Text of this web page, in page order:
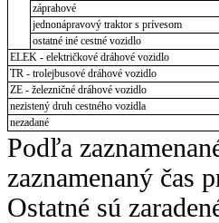
záprahové
jednonápravový traktor s prívesom
ostatné iné cestné vozidlo
ELEK - električkové dráhové vozidlo
TR - trolejbusové dráhové vozidlo
ZE - železničné dráhové vozidlo
nezistený druh cestného vozidla
nezadané
Podľa
zaznamenaný čas
Ostatné sú